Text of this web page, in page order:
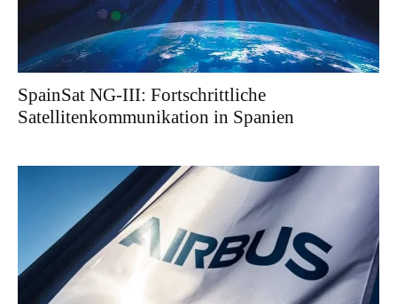
SpainSat NG-III: Fortschrittliche
Satellitenkommunikation in Spanien